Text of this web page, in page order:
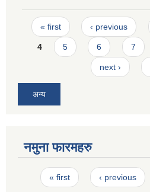
Pages
« first ‹ previous
4 5 6 7
next ›
अन्य
नमुना फारमहरु
Pages
« first ‹ previous